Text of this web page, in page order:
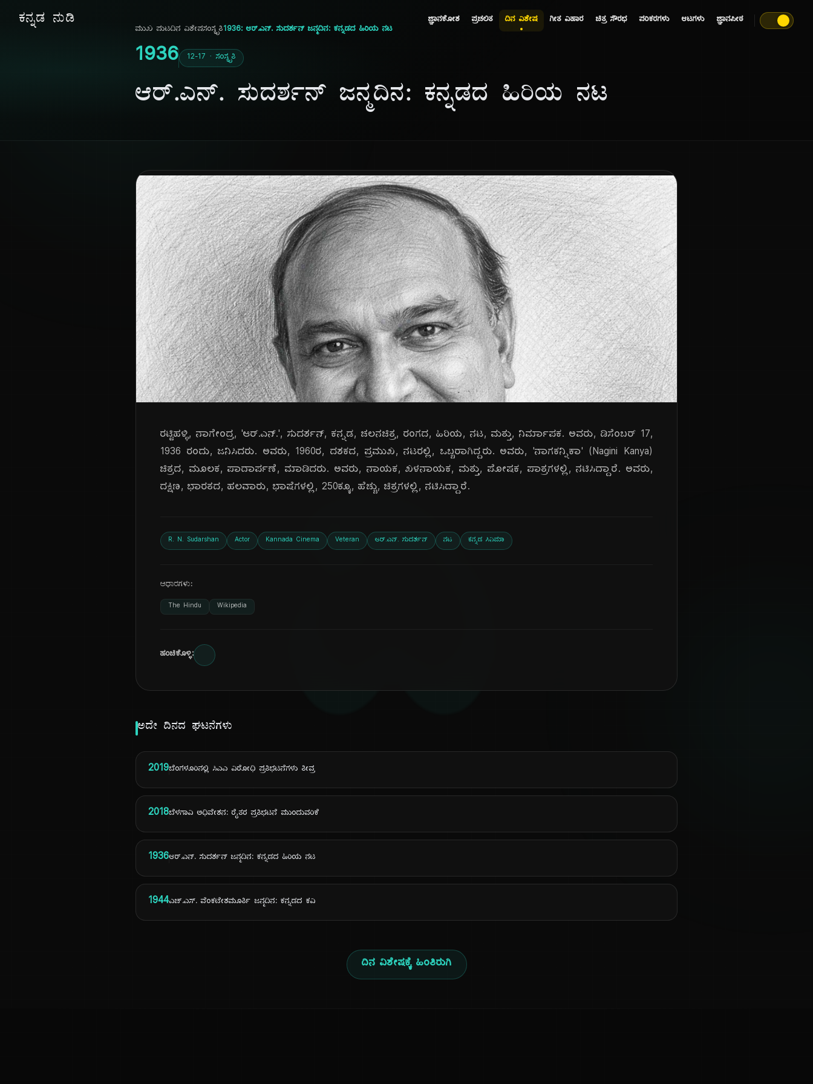
ಕನ್ನಡ ನುಡಿ ಜ್ಞಾನಕೋಶ ಪ್ರಚಲಿತ ದಿನ ವಿಶೇಷ ಗೀತ ವಿಹಾರ ಚಿತ್ರ ಸೌರಭ ಪರಿಕರಗಳು ಆಟಗಳು ಜ್ಞಾನಪೀಠ
ದಿ
ಮುಖ ಪುಟದಿನ ವಿಶೇಷಸಂಸ್ಕೃತಿ1936: ಆರ್.ಎನ್. ಸುದರ್ಶನ್ ಜನ್ಮದಿನ: ಕನ್ನಡದ ಹಿರಿಯ ನಟ
1936 12-17 · ಸಂಸ್ಕೃತಿ
ಆರ್.ಎನ್. ಸುದರ್ಶನ್ ಜನ್ಮದಿನ: ಕನ್ನಡದ ಹಿರಿಯ ನಟ
ರಟ್ಟಿಹಳ್ಳಿ, ನಾಗೇಂದ್ರ, 'ಆರ್.ಎನ್.', ಸುದರ್ಶನ್, ಕನ್ನಡ, ಚಲನಚಿತ್ರ, ರಂಗದ, ಹಿರಿಯ, ನಟ, ಮತ್ತು, ನಿರ್ಮಾಪಕ. ಅವರು, ಡಿಸೆಂಬರ್ 17,
1936 ರಂದು, ಜನಿಸಿದರು. ಅವರು, 1960ರ, ದಶಕದ, ಪ್ರಮುಖ, ನಟರಲ್ಲಿ, ಒಬ್ಬರಾಗಿದ್ದರು. ಅವರು, 'ನಾಗಕನ್ನಿಕಾ' (Nagini Kanya)
ಚಿತ್ರದ, ಮೂಲಕ, ಪಾದಾರ್ಪಣೆ, ಮಾಡಿದರು. ಅವರು, ನಾಯಕ, ಖಳನಾಯಕ, ಮತ್ತು, ಪೋಷಕ, ಪಾತ್ರಗಳಲ್ಲಿ, ನಟಿಸಿದ್ದಾರೆ. ಅವರು,
ದಕ್ಷಿಣ, ಭಾರತದ, ಹಲವಾರು, ಭಾಷೆಗಳಲ್ಲಿ, 250ಕ್ಕೂ, ಹೆಚ್ಚು, ಚಿತ್ರಗಳಲ್ಲಿ, ನಟಿಸಿದ್ದಾರೆ.
R. N. Sudarshan Actor Kannada Cinema Veteran ಆರ್.ಎನ್. ಸುದರ್ಶನ್ ನಟ ಕನ್ನಡ ಸಿನಿಮಾ
ಆಧಾರಗಳು:
The Hindu Wikipedia
ಹಂಚಿಕೊಳ್ಳಿ:
ಅದೇ ದಿನದ ಘಟನೆಗಳು
2019ಬೆಂಗಳೂರಿನಲ್ಲಿ ಸಿಎಎ ವಿರೋಧಿ ಪ್ರತಿಭಟನೆಗಳು ತೀವ್ರ
2018ಬೆಳಗಾವಿ ಅಧಿವೇಶನ: ರೈತರ ಪ್ರತಿಭಟನೆ ಮುಂದುವರಿಕೆ
1936ಆರ್.ಎನ್. ಸುದರ್ಶನ್ ಜನ್ಮದಿನ: ಕನ್ನಡದ ಹಿರಿಯ ನಟ
1944ಎಚ್.ಎಸ್. ವೆಂಕಟೇಶಮೂರ್ತಿ ಜನ್ಮದಿನ: ಕನ್ನಡದ ಕವಿ
ದಿನ ವಿಶೇಷಕ್ಕೆ ಹಿಂತಿರುಗಿ